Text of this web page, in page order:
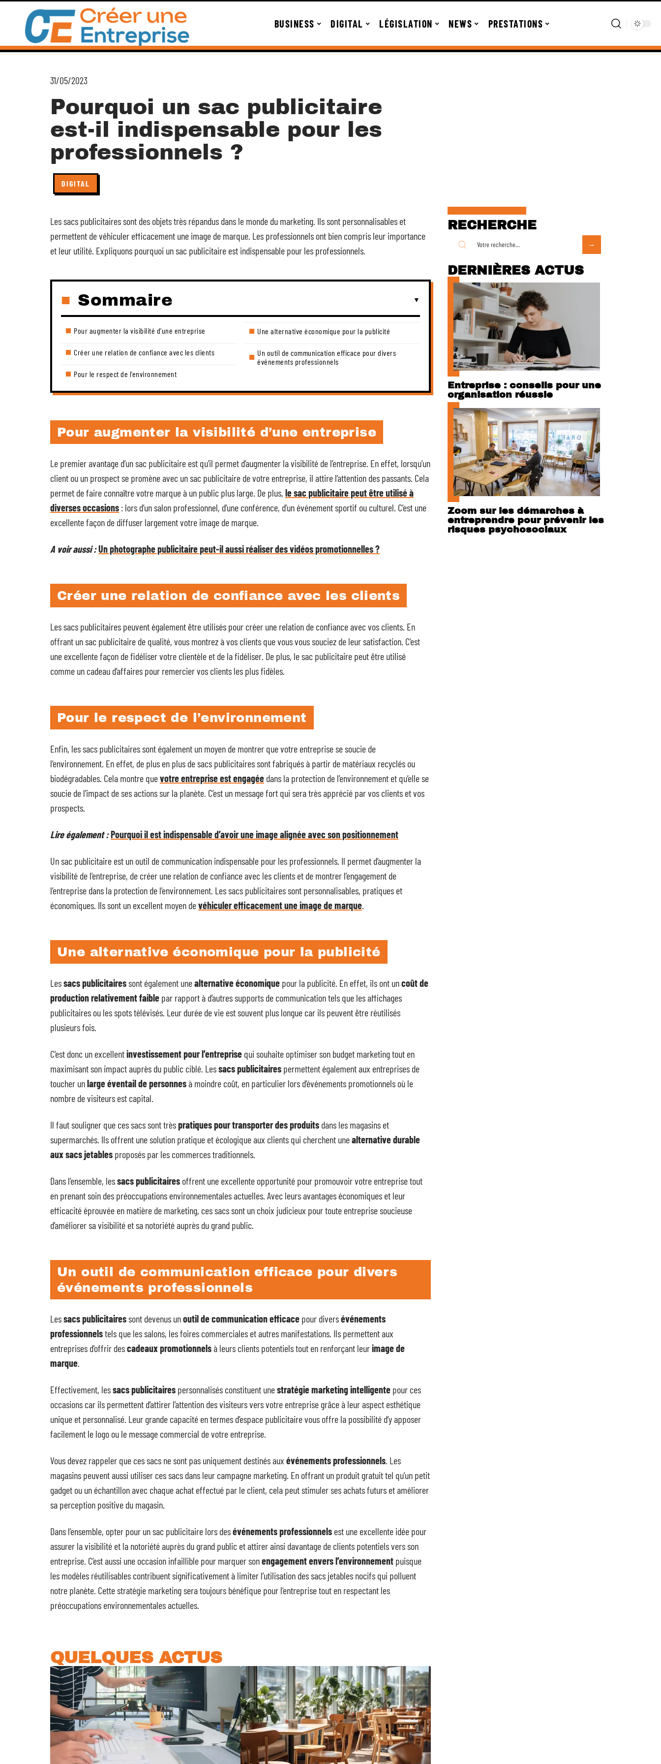
BUSINESS DIGITAL LÉGISLATION NEWS PRESTATIONS
31/05/2023
Pourquoi un sac publicitaire
est-il indispensable pour les
professionnels ?
DIGITAL
Les sacs publicitaires sont des objets très répandus dans le monde du marketing. Ils sont personnalisables et
permettent de véhiculer efficacement une image de marque. Les professionnels ont bien compris leur importance
et leur utilité. Expliquons pourquoi un sac publicitaire est indispensable pour les professionnels.
Sommaire
Pour augmenter la visibilité d’une entreprise
Créer une relation de confiance avec les clients
Pour le respect de l’environnement
Une alternative économique pour la publicité
Un outil de communication efficace pour divers
événements professionnels
Pour augmenter la visibilité d’une entreprise
Le premier avantage d’un sac publicitaire est qu’il permet d’augmenter la visibilité de l’entreprise. En effet, lorsqu’un
client ou un prospect se promène avec un sac publicitaire de votre entreprise, il attire l’attention des passants. Cela
permet de faire connaître votre marque à un public plus large. De plus, le sac publicitaire peut être utilisé à
diverses occasions : lors d’un salon professionnel, d’une conférence, d’un événement sportif ou culturel. C’est une
excellente façon de diffuser largement votre image de marque.
A voir aussi :Un photographe publicitaire peut-il aussi réaliser des vidéos promotionnelles ?
Créer une relation de confiance avec les clients
Les sacs publicitaires peuvent également être utilisés pour créer une relation de confiance avec vos clients. En
offrant un sac publicitaire de qualité, vous montrez à vos clients que vous vous souciez de leur satisfaction. C’est
une excellente façon de fidéliser votre clientèle et de la fidéliser. De plus, le sac publicitaire peut être utilisé
comme un cadeau d’affaires pour remercier vos clients les plus fidèles.
Pour le respect de l’environnement
Enfin, les sacs publicitaires sont également un moyen de montrer que votre entreprise se soucie de
l’environnement. En effet, de plus en plus de sacs publicitaires sont fabriqués à partir de matériaux recyclés ou
biodégradables. Cela montre quevotre entreprise est engagée dans la protection de l’environnement et qu’elle se
soucie de l’impact de ses actions sur la planète. C’est un message fort qui sera très apprécié par vos clients et vos
prospects.
Lire également :Pourquoi il est indispensable d’avoir une image alignée avec son positionnement
Un sac publicitaire est un outil de communication indispensable pour les professionnels. Il permet d’augmenter la
visibilité de l’entreprise, de créer une relation de confiance avec les clients et de montrer l’engagement de
l’entreprise dans la protection de l’environnement. Les sacs publicitaires sont personnalisables, pratiques et
économiques. Ils sont un excellent moyen devéhiculer efficacement une image de marque.
Une alternative économique pour la publicité
Lessacs publicitairessont également unealternative économique pour la publicité. En effet, ils ont uncoût de
production relativement faible par rapport à d’autres supports de communication tels que les affichages
publicitaires ou les spots télévisés. Leur durée de vie est souvent plus longue car ils peuvent être réutilisés
plusieurs fois.
C’est donc un excellentinvestissement pour l’entreprise qui souhaite optimiser son budget marketing tout en
maximisant son impact auprès du public ciblé. Lessacs publicitaires permettent également aux entreprises de
toucher unlarge éventail de personnesà moindre coût, en particulier lors d’événements promotionnels où le
nombre de visiteurs est capital.
Il faut souligner que ces sacs sont trèspratiques pour transporter des produits dans les magasins et
supermarchés. Ils offrent une solution pratique et écologique aux clients qui cherchent unealternative durable
aux sacs jetables proposés par les commerces traditionnels.
Dans l’ensemble, lessacs publicitaires offrent une excellente opportunité pour promouvoir votre entreprise tout
en prenant soin des préoccupations environnementales actuelles. Avec leurs avantages économiques et leur
efficacité éprouvée en matière de marketing, ces sacs sont un choix judicieux pour toute entreprise soucieuse
d’améliorer sa visibilité et sa notoriété auprès du grand public.
Un outil de communication efficace pour divers
événements professionnels
Lessacs publicitairessont devenus unoutil de communication efficace pour diversévénements
professionnelstels que les salons, les foires commerciales et autres manifestations. Ils permettent aux
entreprises d’offrir descadeaux promotionnelsà leurs clients potentiels tout en renforçant leurimage de
marque.
Effectivement, lessacs publicitaires personnalisés constituent unestratégie marketing intelligente pour ces
occasions car ils permettent d’attirer l’attention des visiteurs vers votre entreprise grâce à leur aspect esthétique
unique et personnalisé. Leur grande capacité en termes d’espace publicitaire vous offre la possibilité d’y apposer
facilement le logo ou le message commercial de votre entreprise.
Vous devez rappeler que ces sacs ne sont pas uniquement destinés aux événements professionnels. Les
magasins peuvent aussi utiliser ces sacs dans leur campagne marketing. En offrant un produit gratuit tel qu’un petit
gadget ou un échantillon avec chaque achat effectué par le client, cela peut stimuler ses achats futurs et améliorer
sa perception positive du magasin.
Dans l’ensemble, opter pour un sac publicitaire lors desévénements professionnels est une excellente idée pour
assurer la visibilité et la notoriété auprès du grand public et attirer ainsi davantage de clients potentiels vers son
entreprise. C’est aussi une occasion infaillible pour marquer sonengagement envers l’environnement puisque
les modèles réutilisables contribuent significativement à limiter l’utilisation des sacs jetables nocifs qui polluent
notre planète. Cette stratégie marketing sera toujours bénéfique pour l’entreprise tout en respectant les
préoccupations environnementales actuelles.
QUELQUES ACTUS
RECHERCHE
DERNIÈRES ACTUS
Entreprise : conseils pour une
organisation réussie
Zoom sur les démarches à
entreprendre pour prévenir les
risques psychosociaux